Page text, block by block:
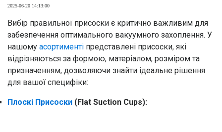
2025-06-20 14:13:00
Вибір правильної присоски є критично важливим для
забезпечення оптимального вакуумного захоплення. У
нашому асортименті представлені присоски, які
відрізняються за формою, матеріалом, розміром та
призначенням, дозволяючи знайти ідеальне рішення
для вашої специфіки:
Плоскі Присоски (Flat Suction Cups):